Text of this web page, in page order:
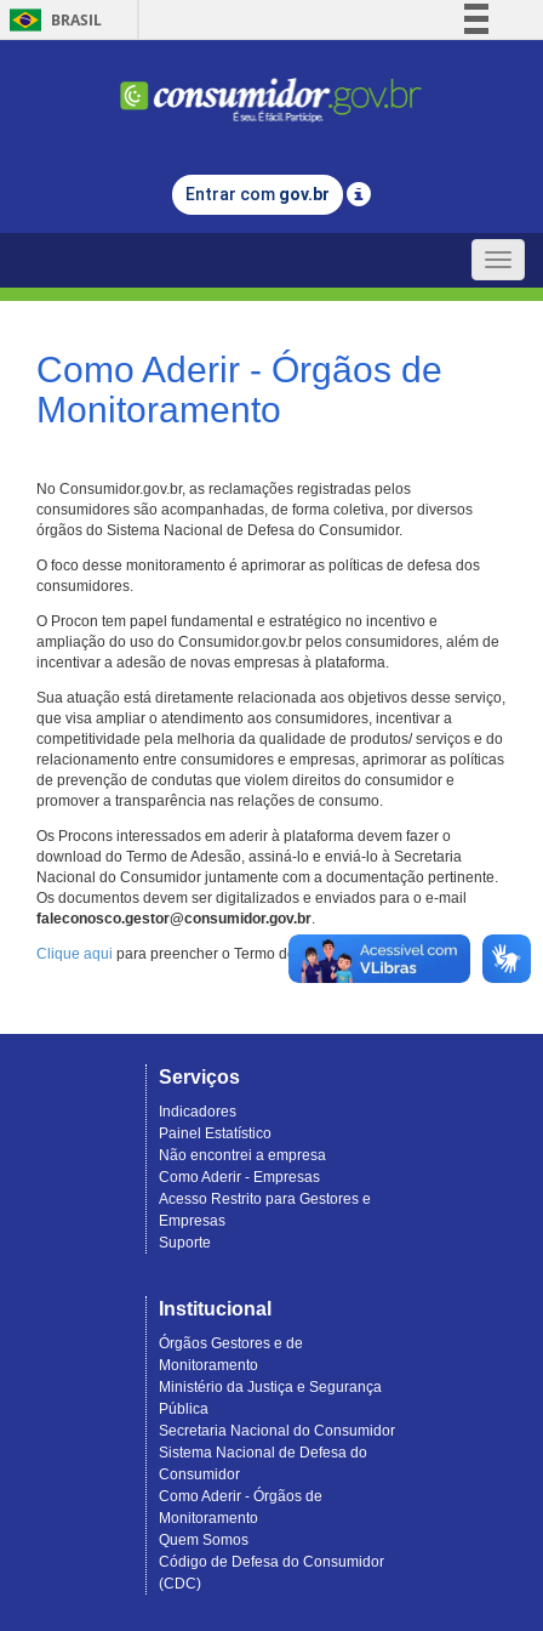
BRASIL
Comunica BR
Legislação
Entrar com gov.br
Toggle
Como Aderir - Órgãos de
Monitoramento
No Consumidor.gov.br, as reclamações registradas pelos
consumidores são acompanhadas, de forma coletiva, por diversos
órgãos do Sistema Nacional de Defesa do Consumidor.
O foco desse monitoramento é aprimorar as políticas de defesa dos
consumidores.
O Procon tem papel fundamental e estratégico no incentivo e
ampliação do uso do Consumidor.gov.br pelos consumidores, além de
incentivar a adesão de novas empresas à plataforma.
Sua atuação está diretamente relacionada aos objetivos desse serviço,
que visa ampliar o atendimento aos consumidores, incentivar a
competitividade pela melhoria da qualidade de produtos/ serviços e do
relacionamento entre consumidores e empresas, aprimorar as políticas
de prevenção de condutas que violem direitos do consumidor e
promover a transparência nas relações de consumo.
Os Procons interessados em aderir à plataforma devem fazer o
download do Termo de Adesão, assiná-lo e enviá-lo à Secretaria
Nacional do Consumidor juntamente com a documentação pertinente.
Os documentos devem ser digitalizados e enviados para o e-mail
faleconosco.gestor@consumidor.gov.br.
Clique aqui para preencher o Termo de Adesão.
Serviços
Indicadores
Painel Estatístico
Não encontrei a empresa
Como Aderir - Empresas
Acesso Restrito para Gestores e
Empresas
Suporte
Institucional
Órgãos Gestores e de
Monitoramento
Ministério da Justiça e Segurança
Pública
Secretaria Nacional do Consumidor
Sistema Nacional de Defesa do
Consumidor
Como Aderir - Órgãos de
Monitoramento
Quem Somos
Código de Defesa do Consumidor
(CDC)